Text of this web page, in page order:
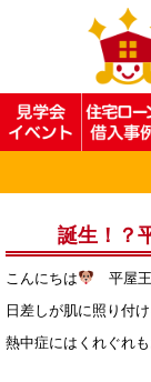
誕生！？
こんにちは
平屋王
日差しが肌に照り付
熱中症にはくれぐれ